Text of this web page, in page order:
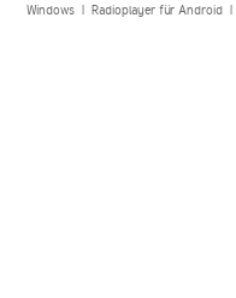
Windows| Radioplayer für Android|